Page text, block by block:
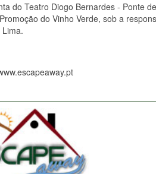
do Teatro Diogo Bernardes - Ponte
do Vinho Verde, sob a